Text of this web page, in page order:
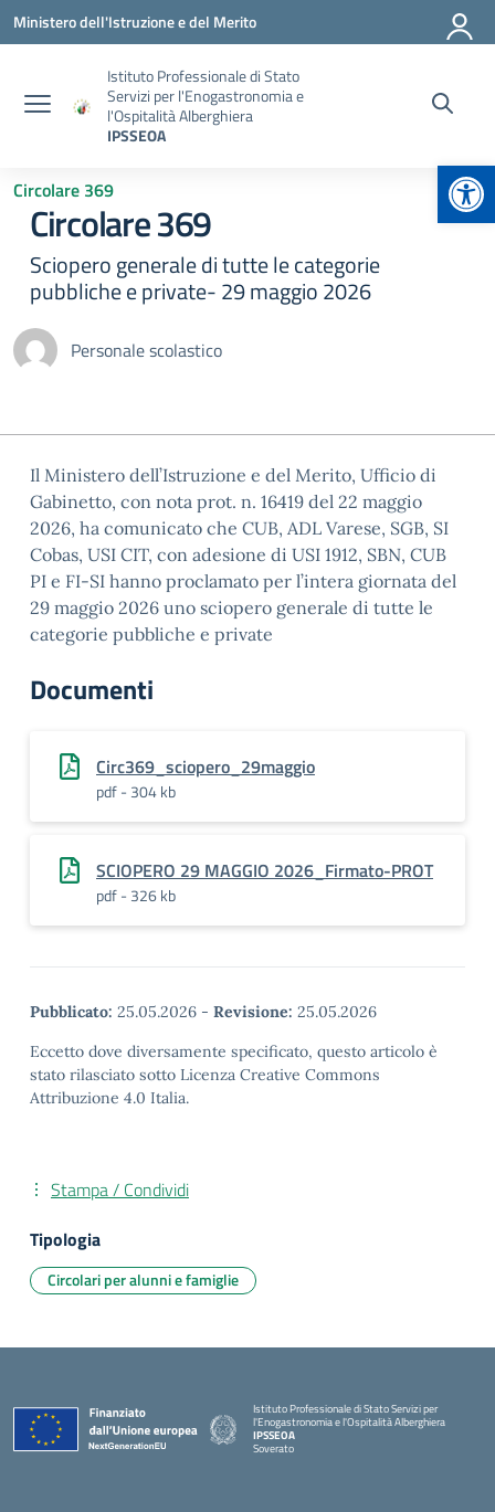
Vai ai contenuti
Vai al menu di navigazione
Vai al footer
Ministero dell'Istruzione e del Merito
Istituto Professionale di Stato
Servizi per l'Enogastronomia e
l'Ospitalità Alberghiera
IPSSEOA
Circolare 369
Circolare 369
Sciopero generale di tutte le categorie
pubbliche e private- 29 maggio 2026
Personale scolastico
Il Ministero dell’Istruzione e del Merito, Ufficio di
Gabinetto, con nota prot. n. 16419 del 22 maggio
2026, ha comunicato che CUB, ADL Varese, SGB, SI
Cobas, USI CIT, con adesione di USI 1912, SBN, CUB
PI e FI-SI hanno proclamato per l’intera giornata del
29 maggio 2026 uno sciopero generale di tutte le
categorie pubbliche e private
Documenti
Circ369_sciopero_29maggio
pdf - 304 kb
SCIOPERO 29 MAGGIO 2026_Firmato-PROT
pdf - 326 kb
Pubblicato: 25.05.2026 - Revisione: 25.05.2026
Eccetto dove diversamente specificato, questo articolo è
stato rilasciato sotto Licenza Creative Commons
Attribuzione 4.0 Italia.
Stampa / Condividi
Tipologia
Circolari per alunni e famiglie
Istituto Professionale di Stato Servizi per
l'Enogastronomia e l'Ospitalità Alberghiera
IPSSEOA
Soverato